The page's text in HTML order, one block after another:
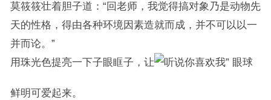
莫筱筱壮着胆子道：“回老师，我觉得搞对象乃是动物先
天的性格，得由各种环境因素造就而成，并不可以以一
并而论。”
用珠光色提亮一下子眼眶子，让
眼球
鲜明可爱起来。